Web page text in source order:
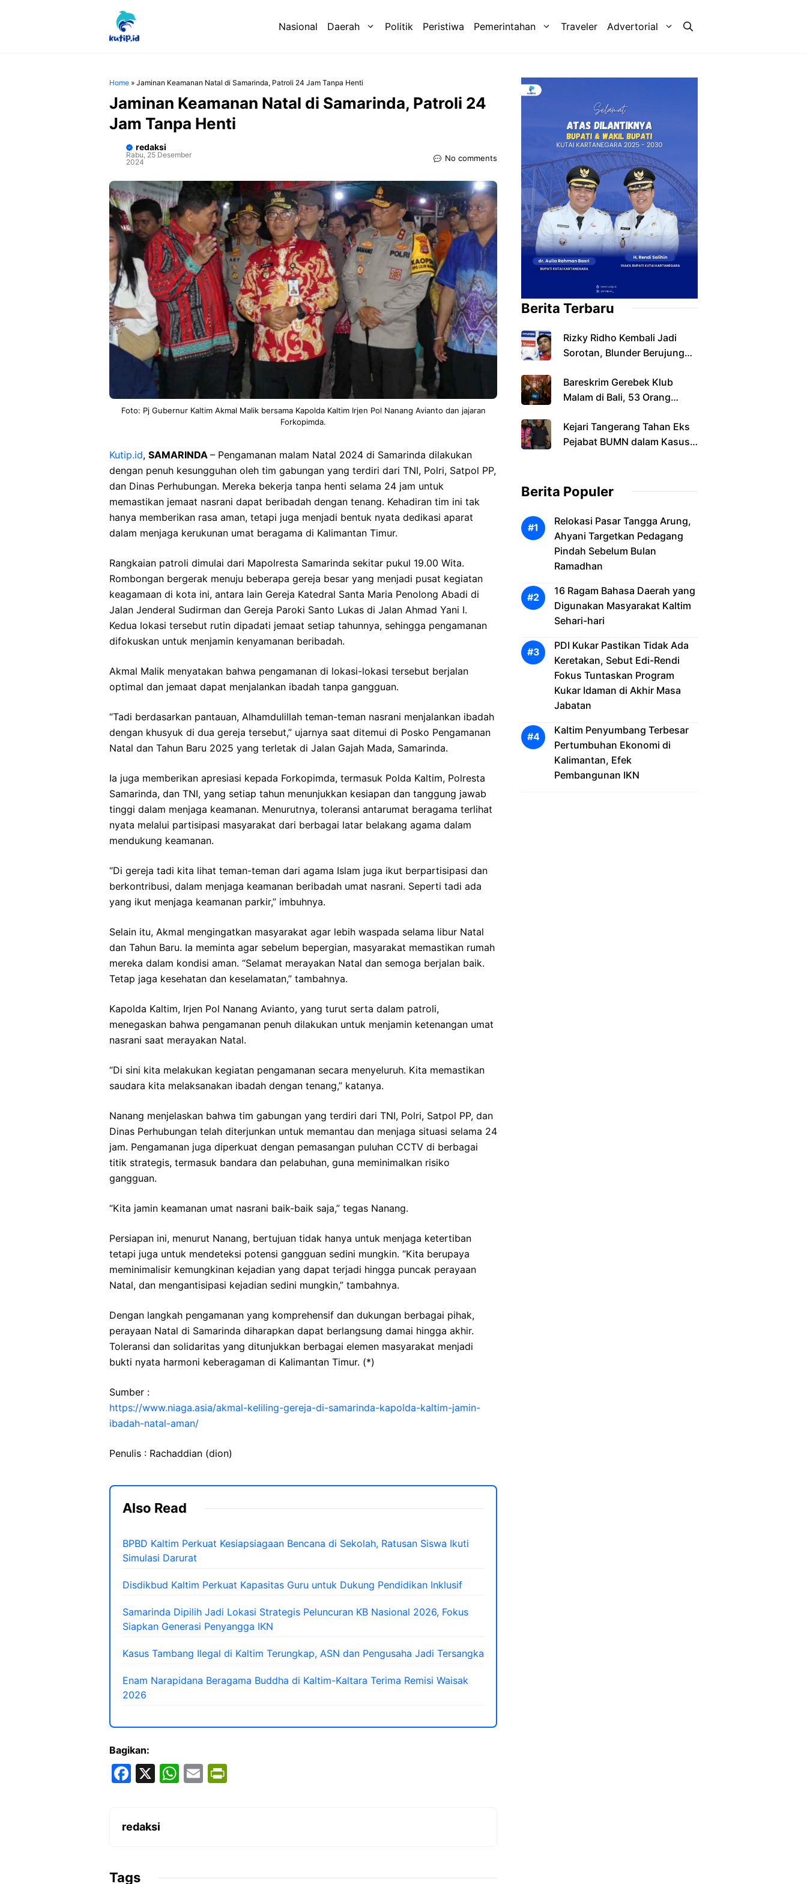
Nasional Daerah Politik Peristiwa Pemerintahan Traveler Advertorial
Home » Jaminan Keamanan Natal di Samarinda, Patroli 24 Jam Tanpa Henti
Jaminan Keamanan Natal di Samarinda, Patroli 24
Jam Tanpa Henti
redaksi
Rabu, 25 Desember
2024
No comments
Foto: Pj Gubernur Kaltim Akmal Malik bersama Kapolda Kaltim Irjen Pol Nanang Avianto dan jajaran
Forkopimda.
Kutip.id, SAMARINDA – Pengamanan malam Natal 2024 di Samarinda dilakukan
dengan penuh kesungguhan oleh tim gabungan yang terdiri dari TNI, Polri, Satpol PP,
dan Dinas Perhubungan. Mereka bekerja tanpa henti selama 24 jam untuk
memastikan jemaat nasrani dapat beribadah dengan tenang. Kehadiran tim ini tak
hanya memberikan rasa aman, tetapi juga menjadi bentuk nyata dedikasi aparat
dalam menjaga kerukunan umat beragama di Kalimantan Timur.
Rangkaian patroli dimulai dari Mapolresta Samarinda sekitar pukul 19.00 Wita.
Rombongan bergerak menuju beberapa gereja besar yang menjadi pusat kegiatan
keagamaan di kota ini, antara lain Gereja Katedral Santa Maria Penolong Abadi di
Jalan Jenderal Sudirman dan Gereja Paroki Santo Lukas di Jalan Ahmad Yani I.
Kedua lokasi tersebut rutin dipadati jemaat setiap tahunnya, sehingga pengamanan
difokuskan untuk menjamin kenyamanan beribadah.
Akmal Malik menyatakan bahwa pengamanan di lokasi-lokasi tersebut berjalan
optimal dan jemaat dapat menjalankan ibadah tanpa gangguan.
“Tadi berdasarkan pantauan, Alhamdulillah teman-teman nasrani menjalankan ibadah
dengan khusyuk di dua gereja tersebut,” ujarnya saat ditemui di Posko Pengamanan
Natal dan Tahun Baru 2025 yang terletak di Jalan Gajah Mada, Samarinda.
Ia juga memberikan apresiasi kepada Forkopimda, termasuk Polda Kaltim, Polresta
Samarinda, dan TNI, yang setiap tahun menunjukkan kesiapan dan tanggung jawab
tinggi dalam menjaga keamanan. Menurutnya, toleransi antarumat beragama terlihat
nyata melalui partisipasi masyarakat dari berbagai latar belakang agama dalam
mendukung keamanan.
“Di gereja tadi kita lihat teman-teman dari agama Islam juga ikut berpartisipasi dan
berkontribusi, dalam menjaga keamanan beribadah umat nasrani. Seperti tadi ada
yang ikut menjaga keamanan parkir,” imbuhnya.
Selain itu, Akmal mengingatkan masyarakat agar lebih waspada selama libur Natal
dan Tahun Baru. Ia meminta agar sebelum bepergian, masyarakat memastikan rumah
mereka dalam kondisi aman. “Selamat merayakan Natal dan semoga berjalan baik.
Tetap jaga kesehatan dan keselamatan,” tambahnya.
Kapolda Kaltim, Irjen Pol Nanang Avianto, yang turut serta dalam patroli,
menegaskan bahwa pengamanan penuh dilakukan untuk menjamin ketenangan umat
nasrani saat merayakan Natal.
“Di sini kita melakukan kegiatan pengamanan secara menyeluruh. Kita memastikan
saudara kita melaksanakan ibadah dengan tenang,” katanya.
Nanang menjelaskan bahwa tim gabungan yang terdiri dari TNI, Polri, Satpol PP, dan
Dinas Perhubungan telah diterjunkan untuk memantau dan menjaga situasi selama 24
jam. Pengamanan juga diperkuat dengan pemasangan puluhan CCTV di berbagai
titik strategis, termasuk bandara dan pelabuhan, guna meminimalkan risiko
gangguan.
“Kita jamin keamanan umat nasrani baik-baik saja,” tegas Nanang.
Persiapan ini, menurut Nanang, bertujuan tidak hanya untuk menjaga ketertiban
tetapi juga untuk mendeteksi potensi gangguan sedini mungkin. “Kita berupaya
meminimalisir kemungkinan kejadian yang dapat terjadi hingga puncak perayaan
Natal, dan mengantisipasi kejadian sedini mungkin,” tambahnya.
Dengan langkah pengamanan yang komprehensif dan dukungan berbagai pihak,
perayaan Natal di Samarinda diharapkan dapat berlangsung damai hingga akhir.
Toleransi dan solidaritas yang ditunjukkan berbagai elemen masyarakat menjadi
bukti nyata harmoni keberagaman di Kalimantan Timur. (*)
Sumber :
https://www.niaga.asia/akmal-keliling-gereja-di-samarinda-kapolda-kaltim-jamin-
ibadah-natal-aman/
Penulis : Rachaddian (dion)
Also Read
BPBD Kaltim Perkuat Kesiapsiagaan Bencana di Sekolah, Ratusan Siswa Ikuti
Simulasi Darurat
Disdikbud Kaltim Perkuat Kapasitas Guru untuk Dukung Pendidikan Inklusif
Samarinda Dipilih Jadi Lokasi Strategis Peluncuran KB Nasional 2026, Fokus
Siapkan Generasi Penyangga IKN
Kasus Tambang Ilegal di Kaltim Terungkap, ASN dan Pengusaha Jadi Tersangka
Enam Narapidana Beragama Buddha di Kaltim-Kaltara Terima Remisi Waisak
2026
Bagikan:
F
e
o
X
W E
redaksi
Tags
Berita Terbaru
Rizky Ridho Kembali Jadi
Sorotan, Blunder Berujung
Bareskrim Gerebek Klub
Malam di Bali, 53 Orang
Narkoba
Kejari Tangerang Tahan Eks
Pejabat BUMN dalam Kasus
Berita Populer
Relokasi Pasar Tangga Arung,
Ahyani Targetkan Pedagang
Pindah Sebelum Bulan
Ramadhan
16 Ragam Bahasa Daerah yang
Digunakan Masyarakat Kaltim
Sehari-hari
PDI Kukar Pastikan Tidak Ada
Keretakan, Sebut Edi-Rendi
Fokus Tuntaskan Program
Kukar Idaman di Akhir Masa
Jabatan
Kaltim Penyumbang Terbesar
Pertumbuhan Ekonomi di
Kalimantan, Efek
Pembangunan IKN